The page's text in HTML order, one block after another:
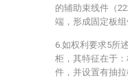
的辅助束线件（
端，形成固定板组
6.如权利要求5所
柜，其特征在于
件，并设置有抽